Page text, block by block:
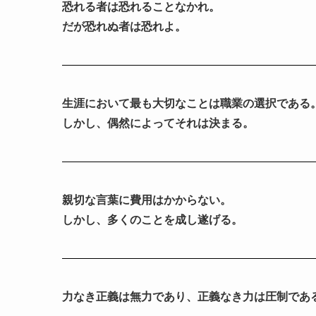
恐れる者は恐れることなかれ。
だが恐れぬ者は恐れよ。
生涯において最も大切なことは職業の選択である
しかし、偶然によってそれは決まる。
親切な言葉に費用はかからない。
しかし、多くのことを成し遂げる。
力なき正義は無力であり、正義なき力は圧制であ